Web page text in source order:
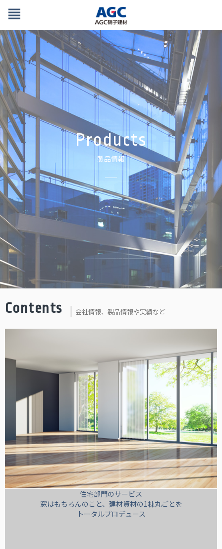
view_headline
Products
製品情報
Contents 会社情報、製品情報や実績など
住宅部門のサービス
窓はもちろんのこと、建材資材の1棟丸ごとを
トータルプロデュース